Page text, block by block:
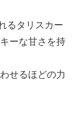
るタリスカー
ーな甘さを持
せるほどの力